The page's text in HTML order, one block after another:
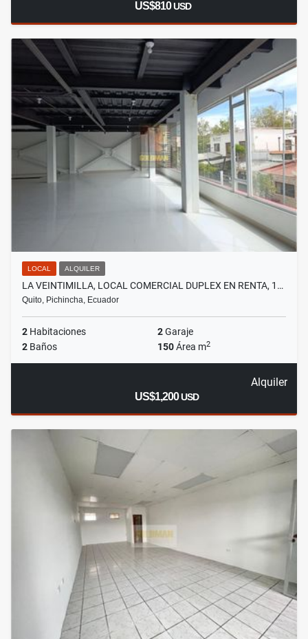
US$810USD
LOCAL ALQUILER
LA VEINTIMILLA, LOCAL COMERCIAL DUPLEX EN RENTA, 1…
Quito, Pichincha, Ecuador
2 Habitaciones 2Garaje
2 Baños 150Área m2
Alquiler
US$1,200USD